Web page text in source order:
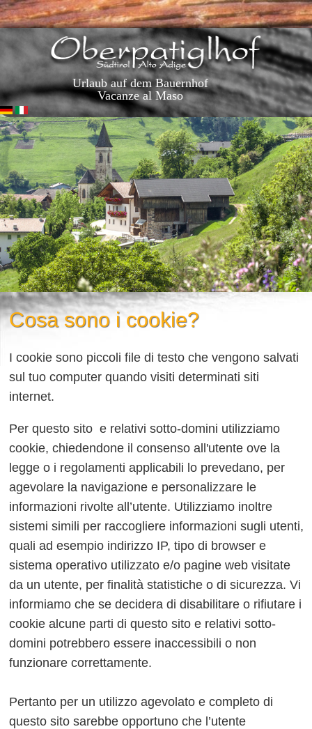
Urlaub auf dem Bauernhof
Vacanze al Maso
Cosa sono i cookie?
I cookie sono piccoli file di testo che vengono salvati
sul tuo computer quando visiti determinati siti
internet.
Per questo sito e relativi sotto-domini utilizziamo
cookie, chiedendone il consenso all'utente ove la
legge o i regolamenti applicabili lo prevedano, per
agevolare la navigazione e personalizzare le
informazioni rivolte all’utente. Utilizziamo inoltre
sistemi simili per raccogliere informazioni sugli utenti,
quali ad esempio indirizzo IP, tipo di browser e
sistema operativo utilizzato e/o pagine web visitate
da un utente, per finalità statistiche o di sicurezza. Vi
informiamo che se decidera di disabilitare o rifiutare i
cookie alcune parti di questo sito e relativi sotto-
domini potrebbero essere inaccessibili o non
funzionare correttamente.
Pertanto per un utilizzo agevolato e completo di
questo sito sarebbe opportuno che l’utente